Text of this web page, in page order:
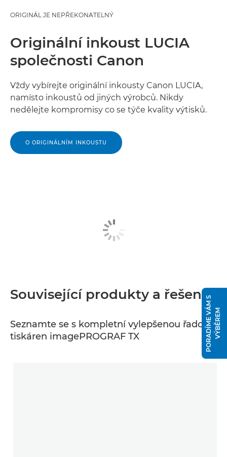
ORIGINÁL JE NEPŘEKONATELNÝ
Originální inkoust LUCIA
společnosti Canon
Vždy vybírejte originální inkousty Canon LUCIA,
namísto inkoustů od jiných výrobců. Nikdy
nedělejte kompromisy co se týče kvality výtisků.
O ORIGINÁLNÍM INKOUSTU
Související produkty a řešení
Seznamte se s kompletní vylepšenou řadou
tiskáren imagePROGRAF TX
P
O
R
A
D
Í
M
E
V
Á
M
S
V
Ý
B
Ě
R
EM